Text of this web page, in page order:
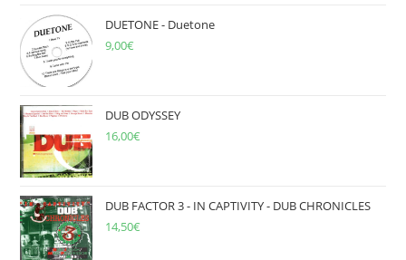
DUETONE - Duetone
9,00€
DUB ODYSSEY
16,00€
DUB FACTOR 3 - IN CAPTIVITY - DUB CHRONICLES
14,50€